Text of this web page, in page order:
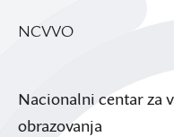
NCVVO
Nacionalni centar za
obrazovanja